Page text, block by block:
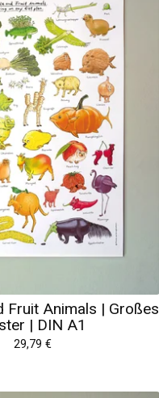
Fruit Animals | Großes
| DIN A1
29,79€